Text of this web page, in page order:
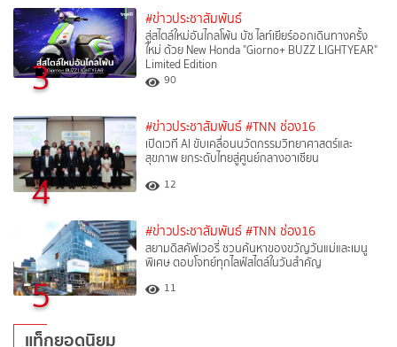
3
#ข่าวประชาสัมพันธ์
สู่สไตล์ใหม่อันไกลโพ้น บัซ ไลท์เยียร์ออกเดินทางครั้ง
ใหม่ ด้วย New Honda "Giorno+ BUZZ LIGHTYEAR"
Limited Edition
90
4
#ข่าวประชาสัมพันธ์ #TNN ช่อง16
เปิดเวที AI ขับเคลื่อนนวัตกรรมวิทยาศาสตร์และ
สุขภาพ ยกระดับไทยสู่ศูนย์กลางอาเซียน
12
5
#ข่าวประชาสัมพันธ์ #TNN ช่อง16
สยามดิสคัฟเวอรี่ ชวนค้นหาของขวัญวันแม่และเมนู
พิเศษ ตอบโจทย์ทุกไลฟ์สไตล์ในวันสำคัญ
11
แท็กยอดนิยม